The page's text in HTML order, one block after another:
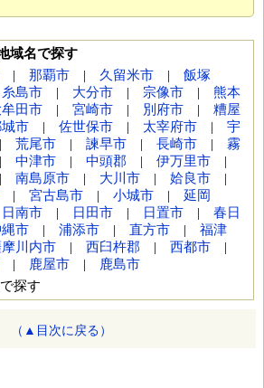
域名で探す
| 那覇市 | 久留米市 | 飯塚
糸島市 | 大分市 | 宗像市 | 熊本
牟田市 | 宮崎市 | 別府市 | 糟屋
市 | 佐世保市 | 太宰府市 | 宇
荒尾市 | 諫早市 | 長崎市 | 霧
中津市 | 中頭郡 | 伊万里市 |
南島原市 | 大川市 | 姶良市 |
| 宮古島市 | 小城市 | 延岡
日南市 | 日田市 | 日置市 | 春日
市 | 浦添市 | 直方市 | 福津
川内市 | 西臼杵郡 | 西都市 |
| 鹿屋市 |
鹿島市
探す
（▲目次に戻る）